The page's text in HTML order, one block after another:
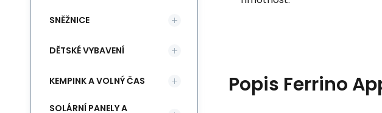
Popis Ferrino
SNĚŽNICE
DĚTSKÉ VYBAVENÍ
KEMPINK A VOLNÝ ČAS
SOLÁRNÍ PANELY A